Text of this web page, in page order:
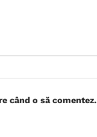
când o să comentez.